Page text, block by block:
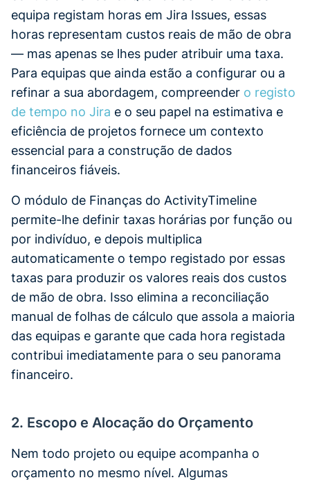
equipa registam horas em Jira Issues, essas
horas representam custos reais de mão de obra
— mas apenas se lhes puder atribuir uma taxa.
Para equipas que ainda estão a configurar ou a
refinar a sua abordagem, compreender o registo
de tempo no Jira e o seu papel na estimativa e
eficiência de projetos fornece um contexto
essencial para a construção de dados
financeiros fiáveis.
O módulo de Finanças do ActivityTimeline
permite-lhe definir taxas horárias por função ou
por indivíduo, e depois multiplica
automaticamente o tempo registado por essas
taxas para produzir os valores reais dos custos
de mão de obra. Isso elimina a reconciliação
manual de folhas de cálculo que assola a maioria
das equipas e garante que cada hora registada
contribui imediatamente para o seu panorama
financeiro.
2. Escopo e Alocação do Orçamento
Nem todo projeto ou equipe acompanha o
orçamento no mesmo nível. Algumas